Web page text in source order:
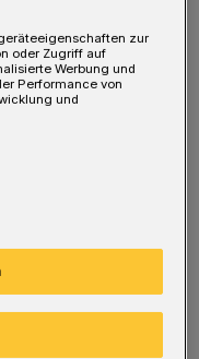
Kaum steht
auch
gelingt auch ein
zur
oder Zugriff auf
Werbung und
Performance von
und